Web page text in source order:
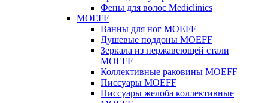
Фены для волос Mediclinics
MOEFF
Ванны для ног MOEFF
Душевые поддоны MOEFF
Зеркала из нержавеющей стали
MOEFF
Коллективные раковины MOEFF
Писсуары MOEFF
Писсуары желоба коллективные